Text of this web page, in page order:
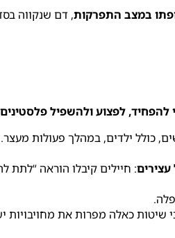
במצב התפרקות, דם שנקווה
להפחיד, לפצוע ולהשפיל פלסטינים
כולל ילדים, במהלך פעולות מעצר.
: חיילים קיבלו הוראה “לתת
שיטות כאלה מפרות את מחויבויות